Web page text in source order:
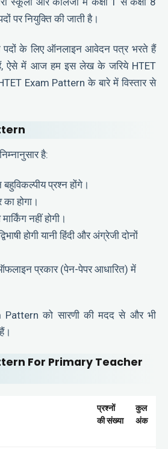
पर नियुक्ति की जाती है।
पदों के लिए ऑनलाइन आवेदन पत्र भरते हैं
हैं, ऐसे में आज हम इस लेख के जरिये HTET
Exam Pattern के बारे में विस्तार से
है:
प्रश्न होंगे।
होगा।
नहीं होगी।
होगी यानी हिंदी और अंग्रेजी दोनों
प्रकार (पेन-पेपर आधारित) में
Pattern को सारणी की मदद से और भी
For Primary Teacher
प्रश्नों
की संख्या
कुल
अंक